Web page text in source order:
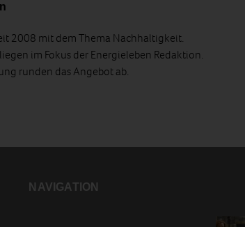
2008 mit dem Thema Nachhaltigkeit.
im Fokus der Energieleben Redaktion.
runden das Angebot ab.
NAVIGATION